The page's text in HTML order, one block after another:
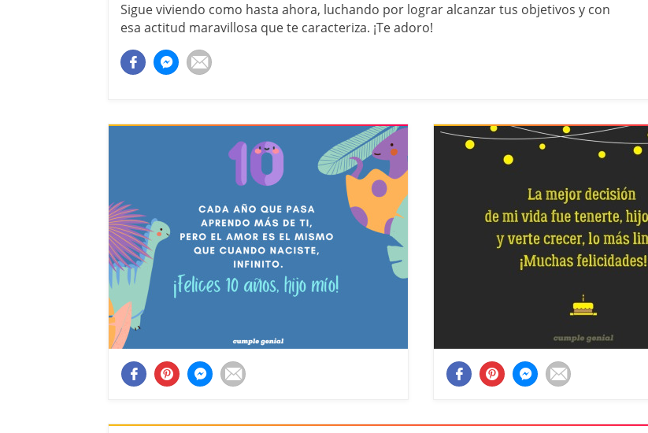
Sigue viviendo como hasta ahora, luchando por lograr alcanzar tus objetivos y con
esa actitud maravillosa que te caracteriza. ¡Te adoro!